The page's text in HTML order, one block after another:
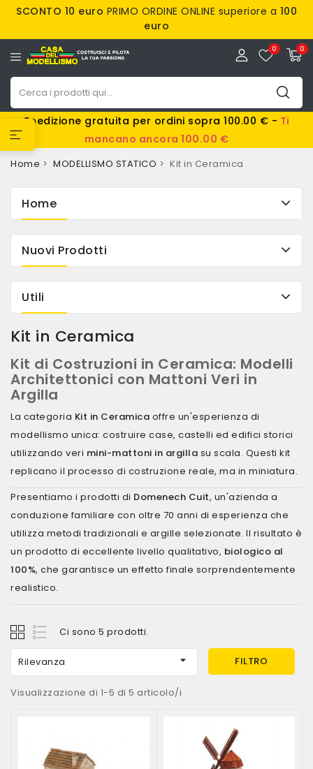
SCONTO 10 euro PRIMO ORDINE ONLINE superiore a 100
euro
0
0
Spedizione gratuita per ordini sopra 100.00 € - Ti
mancano ancora 100.00 €
Home MODELLISMO STATICO Kit in Ceramica
Home
Nuovi Prodotti
Utili
Kit in Ceramica
Kit di Costruzioni in Ceramica: Modelli
Architettonici con Mattoni Veri in
Argilla
La categoria Kit in Ceramica offre un'esperienza di
modellismo unica: costruire case, castelli ed edifici storici
utilizzando veri mini-mattoni in argilla su scala. Questi kit
replicano il processo di costruzione reale, ma in miniatura.
Presentiamo i prodotti di Domenech Cuit, un'azienda a
conduzione familiare con oltre 70 anni di esperienza che
utilizza metodi tradizionali e argille selezionate. Il risultato è
un prodotto di eccellente livello qualitativo, biologico al
100%, che garantisce un effetto finale sorprendentemente
realistico.
Ci sono 5 prodotti.
Rilevanza  FILTRO
Visualizzazione di 1-5 di 5 articolo/i